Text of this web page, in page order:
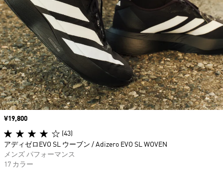
価格
¥19,800
(43)
アディゼロEVO SL ウーブン / Adizero EVO SL WOVEN
メンズ パフォーマンス
17 カラー